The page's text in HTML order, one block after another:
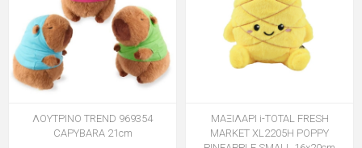
ΛΟΥΤΡΙΝΟ TREND 969354
CAPYBARA 21cm
ΜΑΞΙΛΑΡΙ i-TOTAL FRESH
MARKET XL2205H POPPY